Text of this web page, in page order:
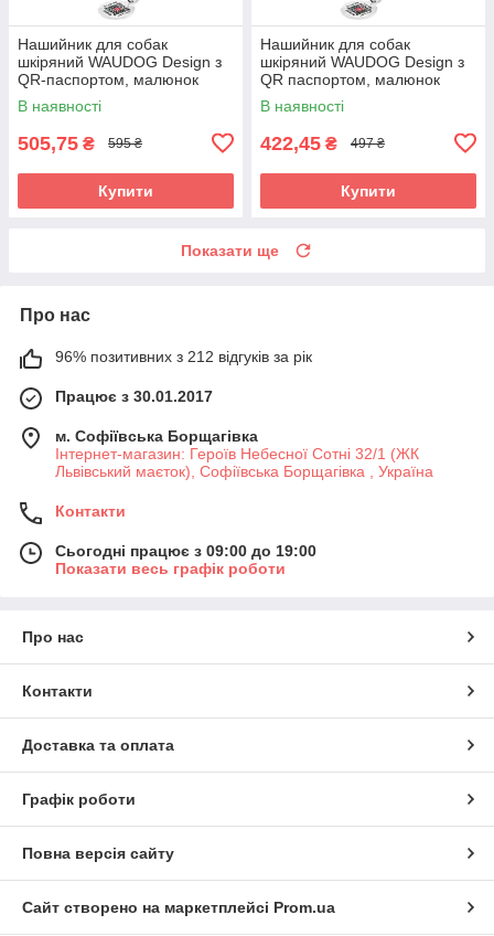
Нашийник для собак
шкіряний WAUDOG Design з
QR-паспортом, малюнок
"Пончики", Ш 25 мм, Д 38-49
см білий
В наявності
505,75 ₴ 595 ₴
Купити
Нашийник для собак
шкіряний WAUDOG Design з
QR паспортом, малюнок
"Диво-жінка", Ш 25 мм, Д 38-
49 см, чорний
В наявності
422,45 ₴ 497 ₴
Купити
Показати ще
Про нас
96% позитивних з 212 відгуків за рік
Працює з 30.01.2017
м. Софіївська Борщагівка
Інтернет-магазин: Героїв Небесної Сотні 32/1 (ЖК
Львівський маєток), Софіївська Борщагівка , Україна
Контакти
Сьогодні працює з 09:00 до 19:00
Показати весь графік роботи
Про нас
Контакти
Доставка та оплата
Графік роботи
Повна версія сайту
Сайт створено на маркетплейсі Prom.ua